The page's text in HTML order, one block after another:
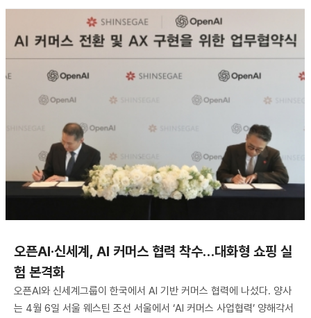
오픈AI·신세계, AI 커머스 협력 착수…대화형 쇼핑 실
험 본격화
오픈AI와 신세계그룹이 한국에서 AI 기반 커머스 협력에 나섰다. 양사
는 4월 6일 서울 웨스틴 조선 서울에서 ‘AI 커머스 사업협력’ 양해각서